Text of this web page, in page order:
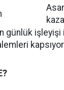
günlük işleyişi